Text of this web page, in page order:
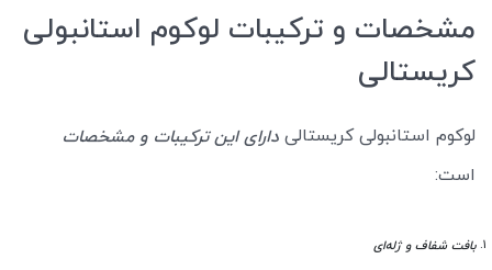
مشخصات و ترکیبات لوکوم استانبولی
کریستالی
لوکوم استانبولی کریستالی دارای این ترکیبات و مشخصات
است:
بافت شفاف و ژله‌ای